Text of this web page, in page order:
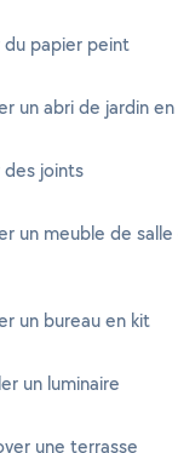
du papier peint
un abri de jardin
des joints
un meuble de
un bureau en kit
un luminaire
une terrasse